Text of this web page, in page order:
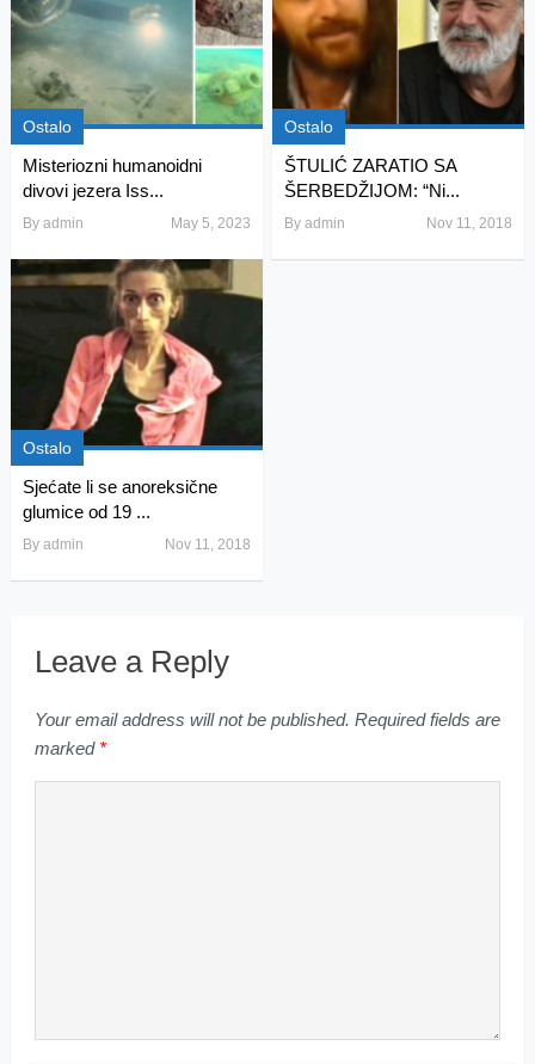
Ostalo
Misteriozni humanoidni
divovi jezera Iss...
By admin May 5, 2023
Ostalo
ŠTULIĆ ZARATIO SA
ŠERBEDŽIJOM: “Ni...
Byadmin Nov 11, 2018
Ostalo
Sjećate li se anoreksične
glumice od 19 ...
By admin Nov 11, 2018
Leave a Reply
Your email address will not be published. Required fields are
marked *